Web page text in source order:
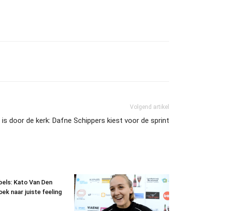
Volgend artikel
is door de kerk: Dafne Schippers kiest voor de sprint
Kato Van Den
naar juiste feeling